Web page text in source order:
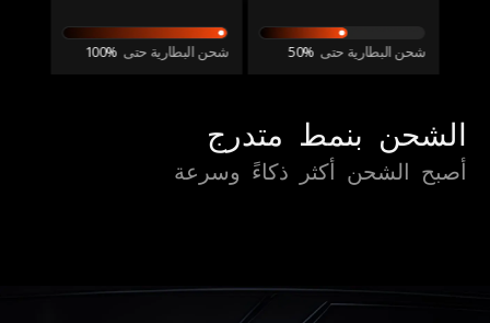
شحن البطارية حتى 50% شحن البطارية حتى 100%
الشحن بنمط متدرج
أصبح الشحن أكثر ذكاءً وسرعة